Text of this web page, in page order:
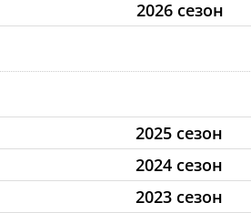
2026 сезон
2025 сезон
2024 сезон
2023 сезон